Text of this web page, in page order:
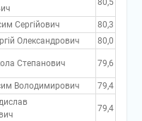
80,5
Сергійович
80,3
Олександрович
80,0
Степанович 79,6
Володимирович 79,4
79,4